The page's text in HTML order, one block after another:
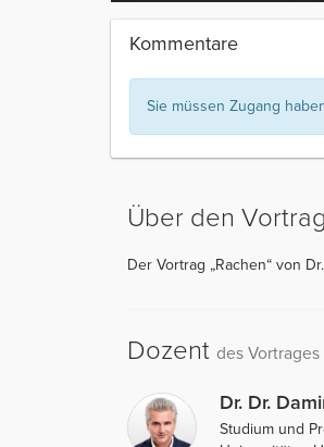
Kommentare
Sie müssen Zugang
Über den Vortrag
Der Vortrag „Rachen“ von
Dozent des Vortrages
Dr. Dr.
Studium und